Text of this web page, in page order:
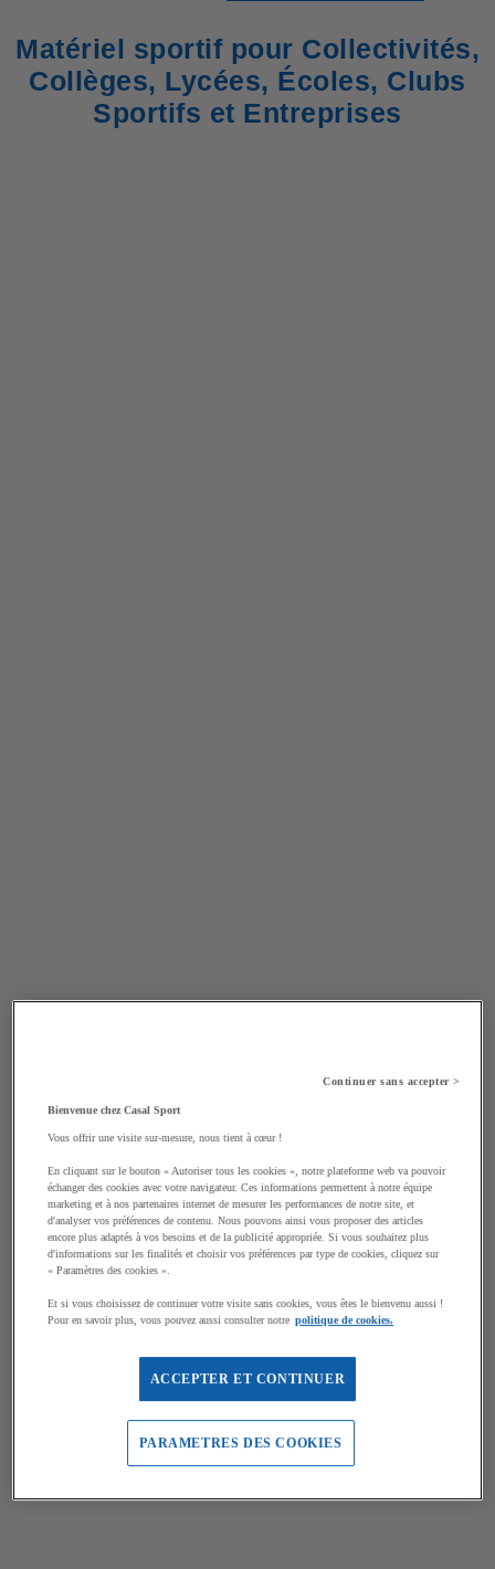
Matériel sportif pour Collectivités,
Collèges, Lycées, Écoles, Clubs
Sportifs et Entreprises
Continuer sans accepter >
Bienvenue chez Casal Sport
Vous offrir une visite sur-mesure, nous tient à cœur !
En cliquant sur le bouton « Autoriser tous les cookies », notre plateforme web va pouvoir
échanger des cookies avec votre navigateur. Ces informations permettent à notre équipe
marketing et à nos partenaires internet de mesurer les performances de notre site, et
d'analyser vos préférences de contenu. Nous pouvons ainsi vous proposer des articles
encore plus adaptés à vos besoins et de la publicité appropriée. Si vous souhaitez plus
d'informations sur les finalités et choisir vos préférences par type de cookies, cliquez sur
« Paramètres des cookies ».
Et si vous choisissez de continuer votre visite sans cookies, vous êtes le bienvenu aussi !
Pour en savoir plus, vous pouvez aussi consulter notre politique de cookies.
ACCEPTER ET CONTINUER
PARAMETRES DES COOKIES